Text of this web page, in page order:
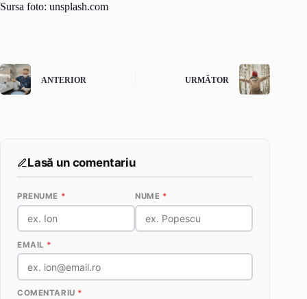
Sursa foto: unsplash.com
ANTERIOR URMĂTOR
Lasă un comentariu
PRENUME * NUME *
EMAIL *
COMENTARIU *